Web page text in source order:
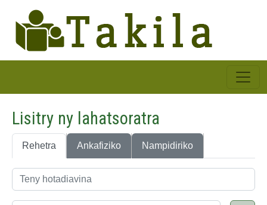
Lisitry ny lahatsoratra
Rehetra Ankafiziko Nampidiriko